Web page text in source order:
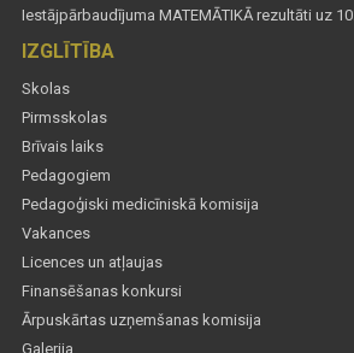
Iestājpārbaudījuma MATEMĀTIKĀ rezultāti uz
IZGLĪTĪBA
Skolas
Pirmsskolas
Brīvais laiks
Pedagogiem
Pedagoģiski medicīniskā komisija
Vakances
Licences un atļaujas
Finansēšanas konkursi
Ārpuskārtas uzņemšanas komisija
Galerija